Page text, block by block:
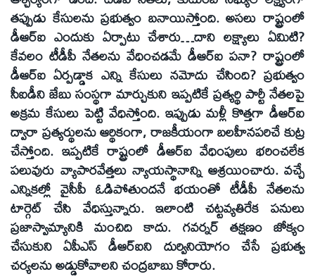
తప్పుడు కేసులను ప్రభుత్వం బనాయిస్తోంది. అసలు రాష్ట్రంలో
డీఆర్‌ఐ ఎందుకు ఏర్పాటు చేశారు…దాని లక్ష్యాలు ఏమిటి?
కేవలం టీడీపీ నేతలను వేధించడమే డీఆర్‌ఐ పనా? రాష్ట్రంలో
డీఆర్‌ఐ ఏర్పడ్డాక ఎన్ని కేసులు నమోదు చేసింది? ప్రభుత్వం
సీఐడీని జేబు సంస్థగా మార్చుకుని ఇప్పటికే ప్రత్యర్థి పార్టీ నేతలపై
అక్రమ కేసులు పెట్టి వేధిస్తోంది. ఇప్పుడు మళ్లీ కొత్తగా డీఆర్‌ఐ
ద్వారా ప్రత్యర్థులను ఆర్థికంగా, రాజకీయంగా బలహీనపరిచే కుట్ర
చేస్తోంది. ఇప్పటికే రాష్ట్రంలో డీఆర్‌ఐ వేధింపులు భరించలేక
పలువురు వ్యాపారవేత్తలు న్యాయస్థానాన్ని ఆశ్రయించారు. వచ్చే
ఎన్నికల్లో వైసీపీ ఓడిపోతుందనే భయంతో టీడీపీ నేతలను
టార్గెట్‌ చేసి వేధిస్తున్నారు. ఇలాంటి చట్టవ్యతిరేక పనులు
ప్రజాస్వామ్యానికి మంచిది కాదు. గవర్నర్‌ తక్షణం జోక్యం
చేసుకుని ఏపీఎస్‌ డీఆర్‌ఐని దుర్వినియోగం చేసే ప్రభుత్వ
చర్యలను అడ్డుకోవాలని చంద్రబాబు కోరారు.